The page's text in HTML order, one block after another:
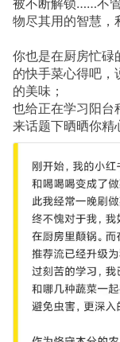
物尽其用的智慧，
你也是在厨房忙碌
的快手菜心得吧，
的美味；
也给正在学习阳台
来话题下晒晒你精